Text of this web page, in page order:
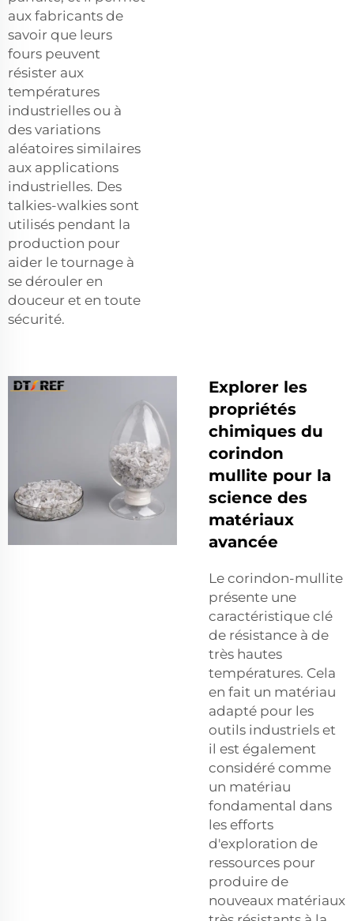
aux fabricants de
savoir que leurs
fours peuvent
résister aux
températures
industrielles ou à
des variations
aléatoires similaires
aux applications
industrielles. Des
talkies-walkies sont
utilisés pendant la
production pour
aider le tournage à
se dérouler en
douceur et en toute
sécurité.
Explorer les
propriétés
chimiques du
corindon
mullite pour la
science des
matériaux
avancée
Le corindon-mullite
présente une
caractéristique clé
de résistance à de
très hautes
températures. Cela
en fait un matériau
adapté pour les
outils industriels et
il est également
considéré comme
un matériau
fondamental dans
les efforts
d'exploration de
ressources pour
produire de
nouveaux matériaux